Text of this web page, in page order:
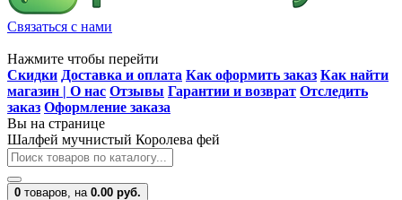
Связаться с нами
Нажмите чтобы перейти
Скидки Доставка и оплата Как оформить заказ Как найти
магазин | О нас Отзывы Гарантии и возврат Отследить
заказ Оформление заказа
Вы на странице
Шалфей мучнистый Королева фей
0 товаров, на 0.00 руб.